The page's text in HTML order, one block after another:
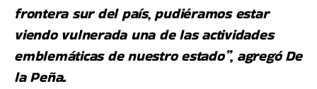
frontera sur del país, pudiéramos estar
viendo vulnerada una de las actividades
emblemáticas de nuestro estado”, agregó De
la Peña.